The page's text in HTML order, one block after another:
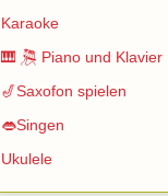
Karaoke
🎹 🎘 Piano und Klavier
🎷Saxofon spielen
👄Singen
Ukulele